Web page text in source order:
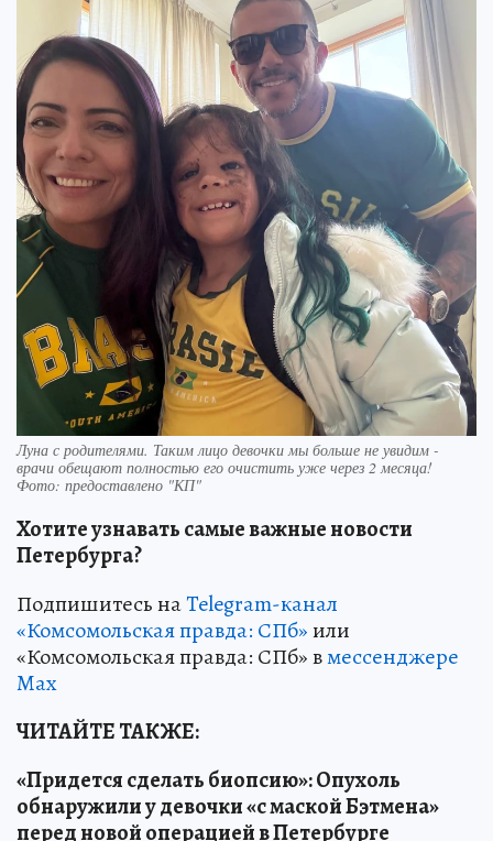
Луна с родителями. Таким лицо девочки мы больше не увидим -
врачи обещают полностью его очистить уже через 2 месяца!
Фото: предоставлено "КП"
Хотите узнавать самые важные новости
Петербурга?
Подпишитесь наTelegram-канал
«Комсомольская правда: СПб»или
«Комсомольская правда: СПб» вмессенджере
Max
ЧИТАЙТЕ ТАКЖЕ:
«Придется сделать биопсию»: Опухоль
обнаружили у девочки «с маской Бэтмена»
перед новой операцией в Петербурге